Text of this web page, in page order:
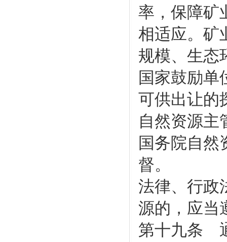
率，保障矿
相适应。矿
规模、生态
国家鼓励单
可供出让的
自然资源主
国务院自然
督。
法律、行政
源的，应当
第十九条